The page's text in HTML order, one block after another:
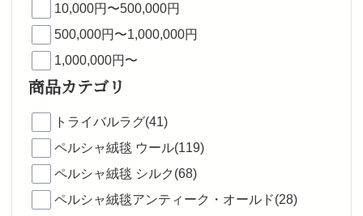
10,000円〜500,000円
500,000円〜1,000,000円
1,000,000円〜
商品カテゴリ
トライバルラグ(41)
ペルシャ絨毯 ウール(119)
ペルシャ絨毯 シルク(68)
ペルシャ絨毯アンティーク・オールド(28)